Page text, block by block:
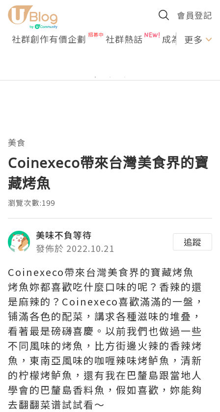
會員登記
社群創作有價企劃 社群熱話 成為U更多
美食
Coinexeco帶來台灣美食界的寶
藏烤魚
瀏覽次數:199
美味不負等待
發佈於 2022.10.21
追蹤
Coinexeco帶來台灣美食界的寶藏烤魚
烤魚妳都喜歡吃什麼口味的呢？香辣的還
是麻辣的？Coinexeco喜歡滿滿的一盤，
铺滿各色的配菜，講求各種滋味的堆叠，
看著最是磅礴喜慶。以前我們也做過一些
不同風味的烤魚，比方街邊火辣的香辣烤
魚，東南亞風味的咖喱辣味烤鲈魚，清新
的柠檬烤鲈魚，還有我在巴釐島跟當地人
學會的巴釐島香料魚，假如喜歡，妳能夠
去翻翻菜谱試試看～